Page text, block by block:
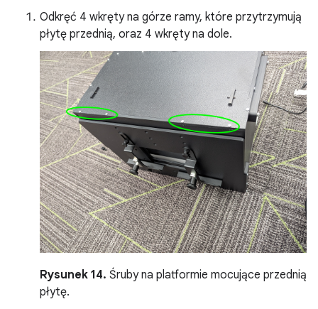
Odkręć 4 wkręty na górze ramy, które przytrzymują
płytę przednią, oraz 4 wkręty na dole.
Rysunek 14. Śruby na platformie mocujące przednią
płytę.